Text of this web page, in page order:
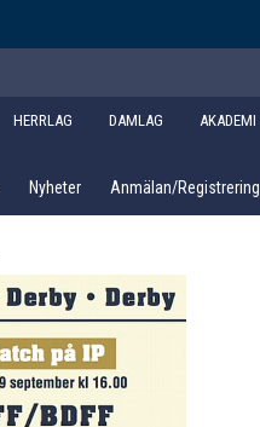
HERRLAG DAMLAG AKADEMI
Nyheter Anmälan/Registrering